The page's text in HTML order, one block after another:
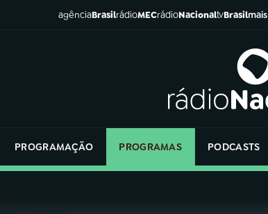
agênciaBrasilrádioMECrádioNacionaltvBrasilmais
PROGRAMAÇÃO PROGRAMAS PODCASTS